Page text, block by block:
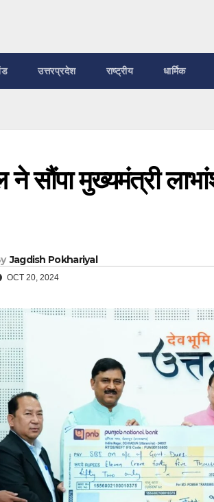
उत्तरप्रदेश राष्ट्रीय धार्मिक
ने सौंपा मुख्यमंत्री
Jagdish Pokhariyal
OCT 20, 2024